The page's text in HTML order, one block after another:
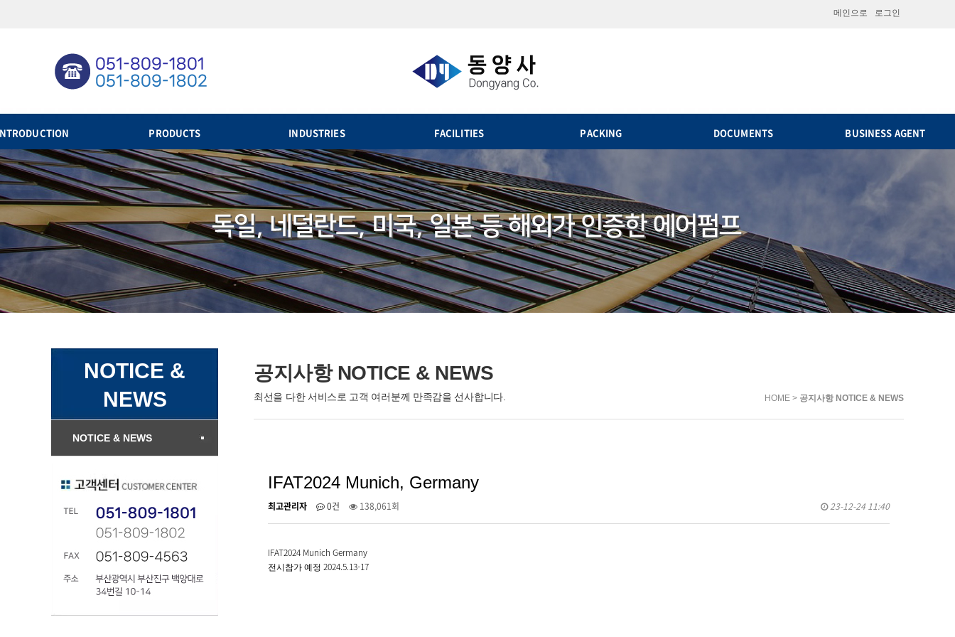
메인으로 로그인
PRODUCTS INDUSTRIES FACILITIES PACKING DOCUMENTS BUSINESS AGENT
NOTICE &
NEWS
NOTICE & NEWS
공지사항 NOTICE & NEWS
최선을 다한 서비스로 고객 여러분께 만족감을 선사합니다. HOME > 공지사항 NOTICE & NEWS
IFAT2024 Munich, Germany
최고관리자 0건 138,061회 23-12-24 11:40
IFAT2024 Munich Germany
전시참가 예정 2024.5.13-17